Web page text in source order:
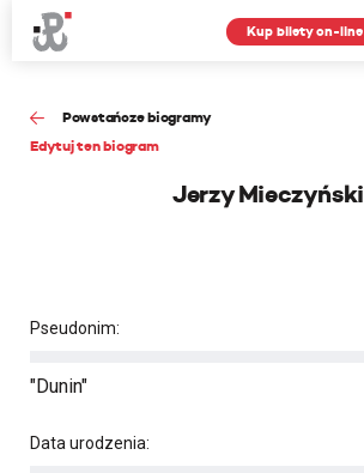
Kup bilety on-line
Powstańcze biogramy
Edytuj ten biogram
Jerzy Mieczyński
Pseudonim:
"Dunin"
Data urodzenia: